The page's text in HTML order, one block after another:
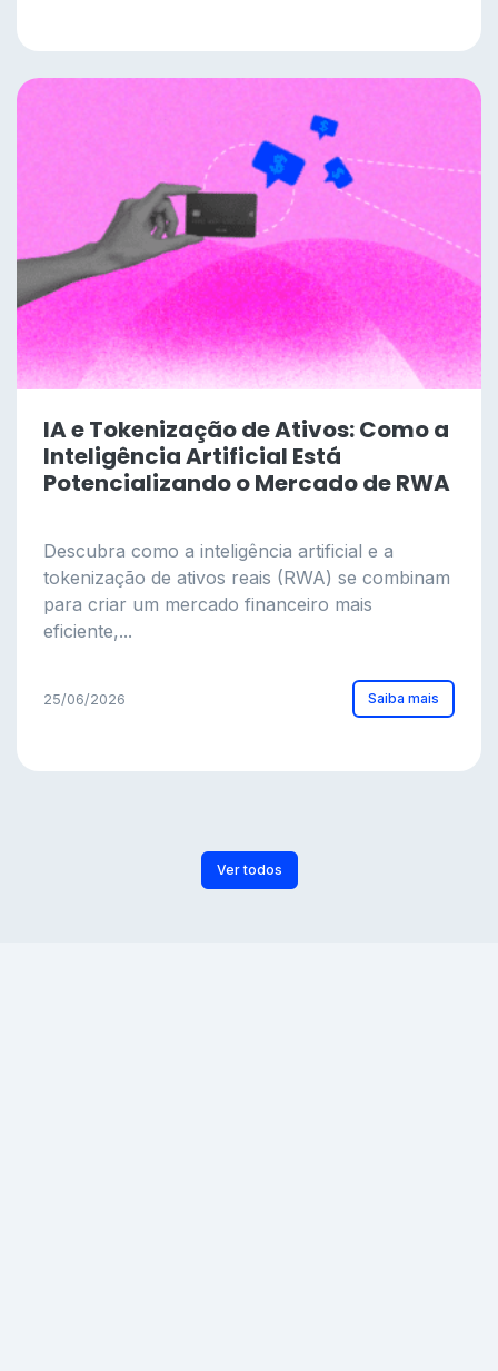
IA e Tokenização de Ativos: Como a
Inteligência Artificial Está
Potencializando o Mercado de RWA
Descubra como a inteligência artificial e a
tokenização de ativos reais (RWA) se combinam
para criar um mercado financeiro mais
eficiente,...
25/06/2026 Saiba mais
Ver todos